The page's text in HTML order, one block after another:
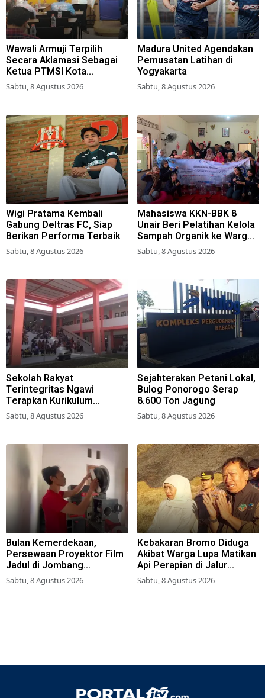
Wawali Armuji Terpilih
Secara Aklamasi Sebagai
Ketua PTMSI Kota
Surabaya
Sabtu, 8 Agustus 2026
Madura United Agendakan
Pemusatan Latihan di
Yogyakarta
Sabtu, 8 Agustus 2026
Wigi Pratama Kembali
Gabung Deltras FC, Siap
Berikan Performa Terbaik
Sabtu, 8 Agustus 2026
Mahasiswa KKN-BBK 8
Unair Beri Pelatihan Kelola
Sampah Organik ke Warga
Simokerto Surabaya
Sabtu, 8 Agustus 2026
Sekolah Rakyat
Terintegritas Ngawi
Terapkan Kurikulum
Berbasis Asrama
Sabtu, 8 Agustus 2026
Sejahterakan Petani Lokal,
Bulog Ponorogo Serap
8.600 Ton Jagung
Sabtu, 8 Agustus 2026
Bulan Kemerdekaan,
Persewaan Proyektor Film
Jadul di Jombang
Meningkat
Sabtu, 8 Agustus 2026
Kebakaran Bromo Diduga
Akibat Warga Lupa Matikan
Api Perapian di Jalur
Tradisional
Sabtu, 8 Agustus 2026